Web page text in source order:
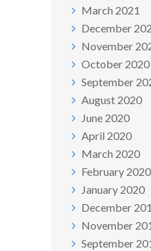
March 2021
December
November
October 2020
September
August 2020
June 2020
April 2020
March 2020
February 2020
January 2020
December
November
September